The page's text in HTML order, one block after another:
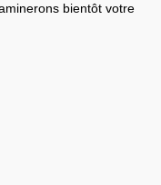
bientôt votre